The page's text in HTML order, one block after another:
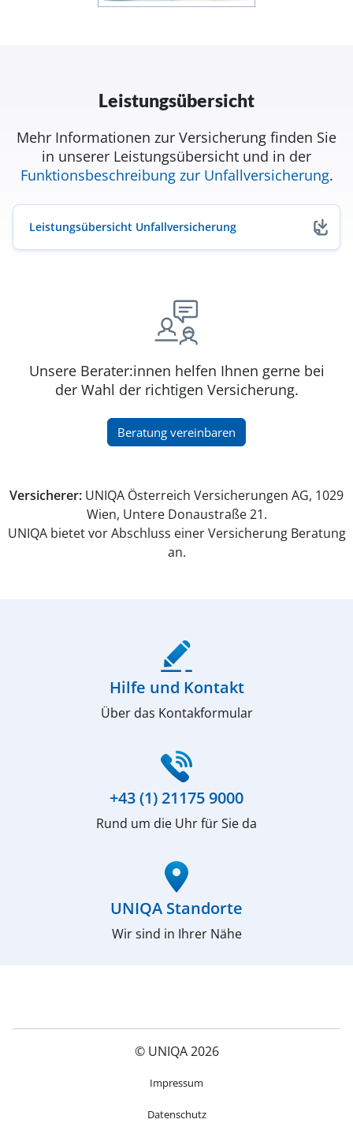
Leistungsübersicht
Mehr Informationen zur Versicherung finden Sie
in unserer Leistungsübersicht und in der
Funktionsbeschreibung zur Unfallversicherung.
Leistungsübersicht Unfallversicherung
(öffnet in neuem Fenster)
Unsere Berater:innen helfen Ihnen gerne bei
der Wahl der richtigen Versicherung.
Beratung vereinbaren
(öffnet in neuem Fenster)
Versicherer: UNIQA Österreich Versicherungen AG, 1029
Wien, Untere Donaustraße 21.
UNIQA bietet vor Abschluss einer Versicherung Beratung
an.
Hilfe und Kontakt
Über das Kontakformular
+43 (1) 21175 9000
Rund um die Uhr für Sie da
UNIQA Standorte
Wir sind in Ihrer Nähe
© UNIQA 2026
Impressum
Datenschutz